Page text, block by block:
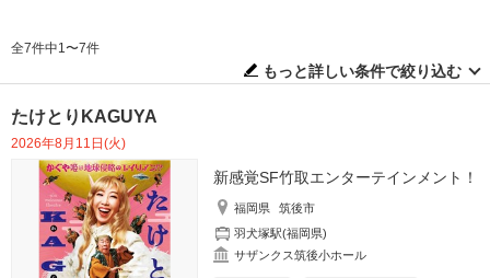
全7件中1〜7件
もっと詳しい条件で絞り込む
たけとりKAGUYA
2026年8月11日(火)
新感覚SF竹取エンターテインメント！
福岡県
筑後市
羽犬塚駅(福岡県)
サザンクス筑後小ホール